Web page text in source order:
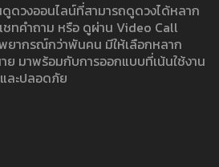
ดวงออนไลน์ที่สามารถดูดวงได้หลาก
ทคำถาม หรือ ดูผ่าน Video Call
ากรณ์กว่าพันคน มีให้เลือกหลาก
ย มาพร้อมกับการออกแบบที่เน้นใช้งาน
ละปลอดภัย